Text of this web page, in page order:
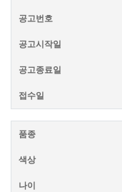
공고번호
공고시작일
공고종료일
접수일
품종
색상
나이